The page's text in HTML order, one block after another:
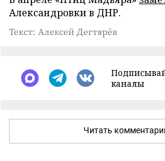
Александровки в ДНР.
Текст: Алексей Дегтярёв
каналы
Читать